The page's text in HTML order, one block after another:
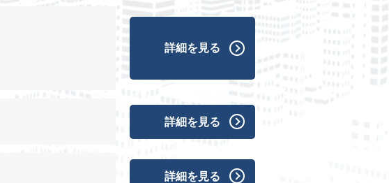
詳細を見る
詳細を見る
詳細を見る